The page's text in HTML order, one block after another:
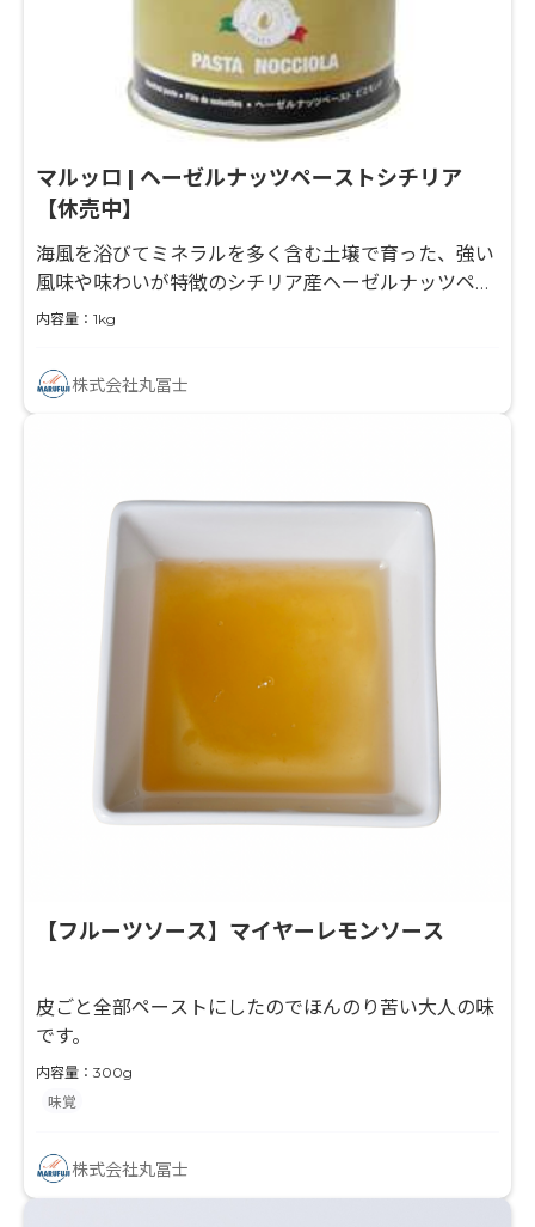
マルッロ | ヘーゼルナッツペーストシチリア
【休売中】
海風を浴びてミネラルを多く含む土壌で育った、強い
風味や味わいが特徴のシチリア産ヘーゼルナッツペー
スト
内容量：1kg
株式会社丸冨士
【フルーツソース】マイヤーレモンソース
皮ごと全部ペーストにしたのでほんのり苦い大人の味
です。
内容量：300g
味覚
株式会社丸冨士